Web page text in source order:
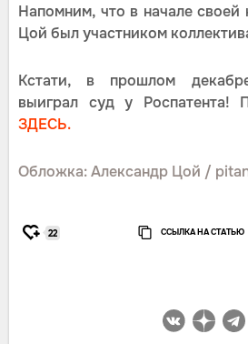
Напомним, что в начале своей
Цой был участником
Кстати, в прошлом
выиграл суд у Роспатента!
ЗДЕСЬ.
Обложка: Александр Цой /
22 ССЫЛКА НА СТАТЬЮ